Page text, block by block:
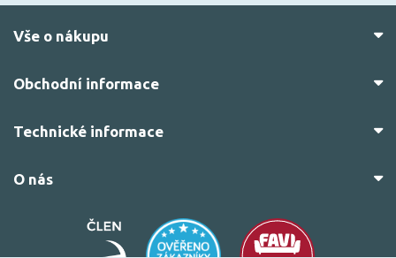
Vše o nákupu
Obchodní informace
Technické informace
O nás